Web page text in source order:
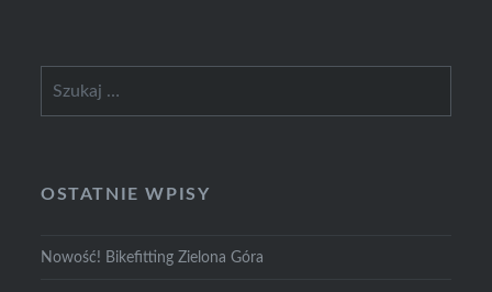
OSTATNIE WPISY
Nowość! Bikefitting Zielona Góra